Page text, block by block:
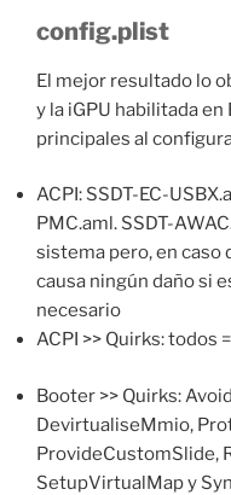
config.plist
El mejor resultado lo
y la iGPU habilitada
principales al
ACPI: SSDT-EC-
PMC.aml. SSDT-
sistema pero, en caso
causa ningún daño si
necesario
ACPI >> Quirks: todos
Booter >> Quirks:
DevirtualiseMmio,
ProvideCustomSlide,
SetupVirtualMap y